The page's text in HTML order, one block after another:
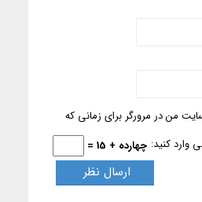
من در مرورگر برای زمانی که
وارد کنید: چهارده + 15 =